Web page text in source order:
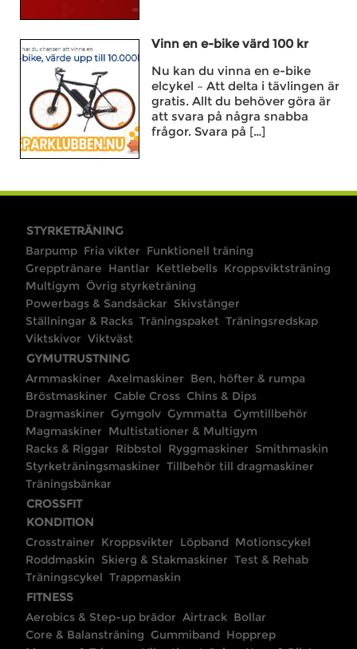
Vinn en e-bike värd 100 kr
Nu kan du vinna en e-bike
elcykel – Att delta i tävlingen är
gratis. Allt du behöver göra är
att svara på några snabba
frågor. Svara på […]
STYRKETRÄNING
Barpump Fria vikter Funktionell träning
Grepptränare Hantlar Kettlebells Kroppsviktsträning
Multigym Övrig styrketräning
Powerbags & Sandsäckar Skivstänger
Ställningar & Racks Träningspaket Träningsredskap
Viktskivor Viktväst
GYMUTRUSTNING
Armmaskiner Axelmaskiner Ben, höfter & rumpa
Bröstmaskiner Cable Cross Chins & Dips
Dragmaskiner Gymgolv Gymmatta Gymtillbehör
Magmaskiner Multistationer & Multigym
Racks & Riggar Ribbstol Ryggmaskiner Smithmaskin
Styrketräningsmaskiner Tillbehör till dragmaskiner
Träningsbänkar
CROSSFIT
KONDITION
Crosstrainer Kroppsvikter Löpband Motionscykel
Roddmaskin Skierg & Stakmaskiner Test & Rehab
Träningscykel Trappmaskin
FITNESS
Aerobics & Step-up brädor Airtrack Bollar
Core & Balansträning Gummiband Hopprep